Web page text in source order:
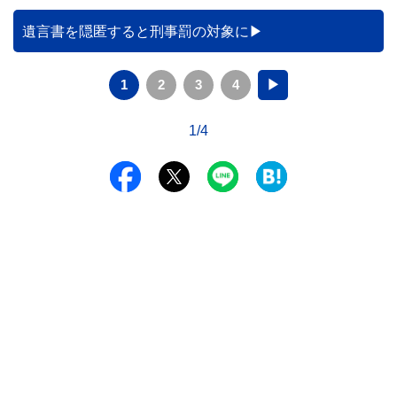
族が行うべき手続きについて分かりやすく解説します。
遺言書を隠匿すると刑事罰の対象に
1 2 3 4 ▶
1/4